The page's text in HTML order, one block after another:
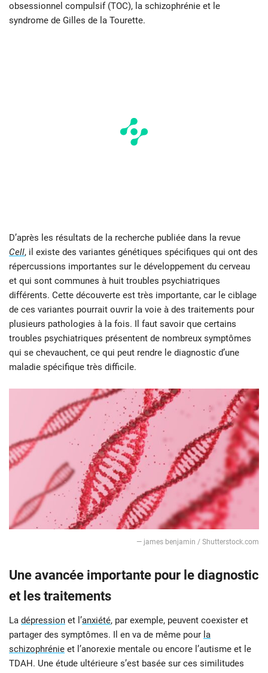
obsessionnel compulsif (TOC), la schizophrénie et le
syndrome de Gilles de la Tourette.
D’après les résultats de la recherche publiée dans la revue
Cell, il existe des variantes génétiques spécifiques qui ont des
répercussions importantes sur le développement du cerveau
et qui sont communes à huit troubles psychiatriques
différents. Cette découverte est très importante, car le ciblage
de ces variantes pourrait ouvrir la voie à des traitements pour
plusieurs pathologies à la fois. Il faut savoir que certains
troubles psychiatriques présentent de nombreux symptômes
qui se chevauchent, ce qui peut rendre le diagnostic d’une
maladie spécifique très difficile.
— james benjamin / Shutterstock.com
Une avancée importante pour le diagnostic
et les traitements
La dépression et l’anxiété, par exemple, peuvent coexister et
partager des symptômes. Il en va de même pour la
schizophrénie et l’anorexie mentale ou encore l’autisme et le
TDAH. Une étude ultérieure s’est basée sur ces similitudes